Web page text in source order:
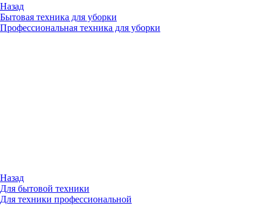
Назад
Бытовая техника для уборки
Профессиональная техника для уборки
Назад
Для бытовой техники
Для техники профессиональной